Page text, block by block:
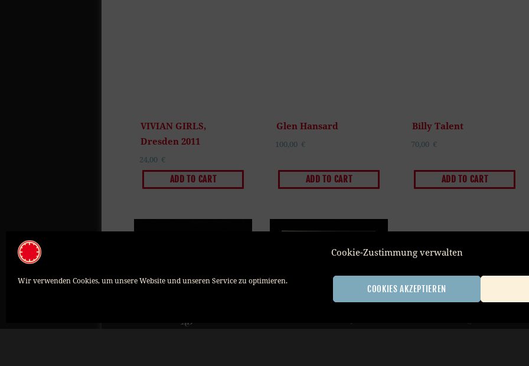
Cookie-Zustimmung verwalten
Wir verwenden Cookies, um unsere Website und unseren Service zu optimieren.
COOKIES AKZEPTIEREN
VIVIAN GIRLS,
Dresden 2011
24,00 €
ADD TO CART
Glen Hansard
100,00 €
ADD TO CART
Billy Talent
70,00 €
ADD TO CART